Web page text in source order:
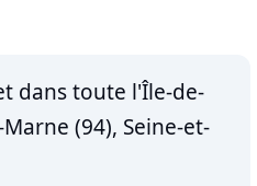
dans toute l'Île-de-
(94), Seine-et-